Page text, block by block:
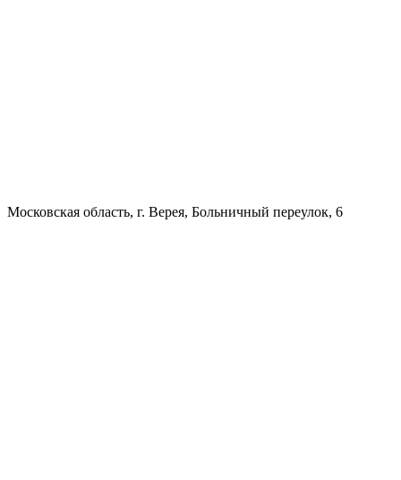
Московская область, г. Верея, Больничный переулок, 6